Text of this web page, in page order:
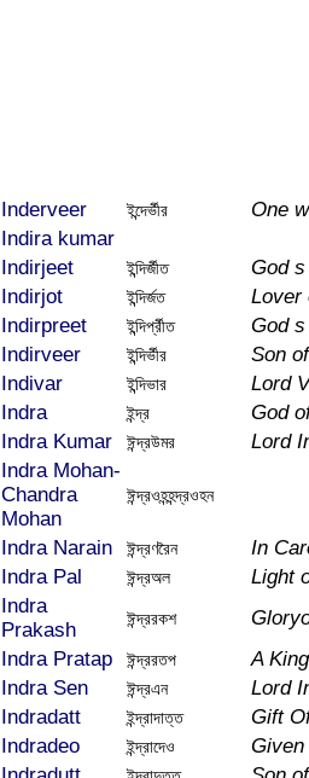
Inderveer ইন্দের্ভীর
One
Indira kumar
Indirjeet
ইন্দির্জীত
God
Indirjot
ইন্দির্জত
Lover
Indirpreet
ইন্দির্প্রীত
God
Indirveer
ইন্দির্ভীর
Son
Indivar
ইন্দিভার
Lord
Indra
ইন্দ্র
God
Indra Kumar
ঈন্দ্রউমর
Lord
Indra Mohan-
Chandra
Mohan
ঈন্দ্রওহন্হন্দ্রওহন
Indra Narain ঈন্দ্রণরৈন
In
Indra Pal
ঈন্দ্রঅল
Light
Indra
Prakash
ঈন্দ্ররকশ
Indra Pratap
ঈন্দ্ররতপ
A King
Indra Sen
ঈন্দ্রএন
Lord
Indradatt
ইন্দ্রাদাত্ত
Gift
Indradeo
ইন্দ্রাদেও